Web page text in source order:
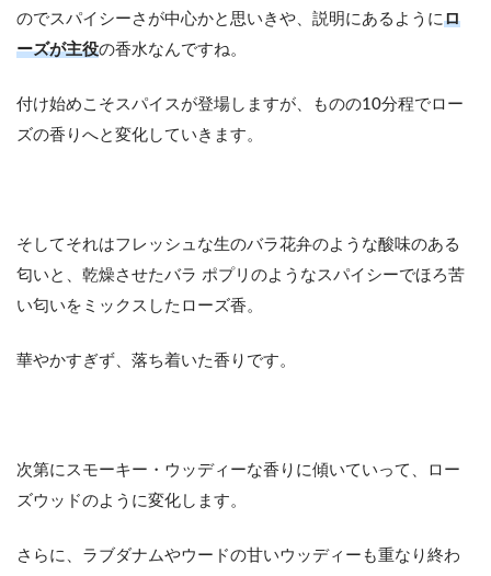
のでスパイシーさが中心かと思いきや、説明にあるようにロ
ーズが主役の香水なんですね。
付け始めこそスパイスが登場しますが、ものの10分程でロー
ズの香りへと変化していきます。
そしてそれはフレッシュな生のバラ花弁のような酸味のある
匂いと、乾燥させたバラ ポプリのようなスパイシーでほろ苦
い匂いをミックスしたローズ香。
華やかすぎず、落ち着いた香りです。
次第にスモーキー・ウッディーな香りに傾いていって、ロー
ズウッドのように変化します。
さらに、ラブダナムやウードの甘いウッディーも重なり終わ